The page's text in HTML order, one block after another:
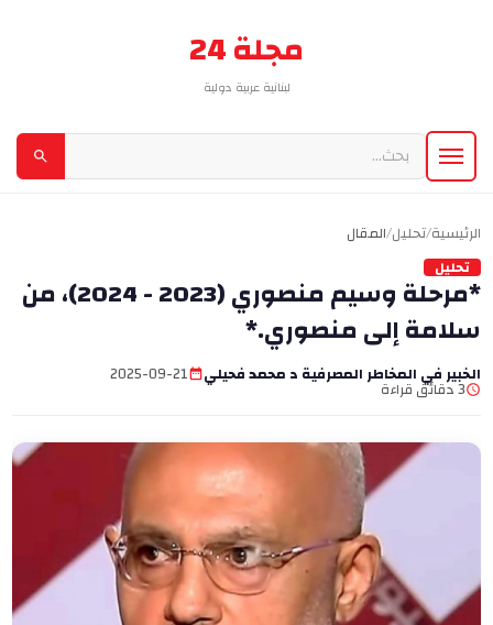
مجلة 24
لبنانية عربية دولية
الرئيسية/تحليل/المقال
تحليل
*مرحلة وسيم منصوري (2023 - 2024)، من
سلامة إلى منصوري.*
الخبير في المخاطر المصرفية د محمد فحيلي 2025-09-21
3 دقائق قراءة